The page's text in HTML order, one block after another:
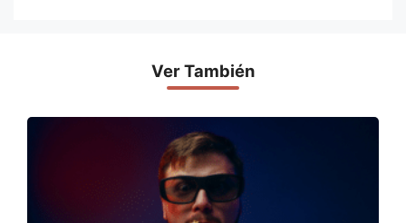
Ver También